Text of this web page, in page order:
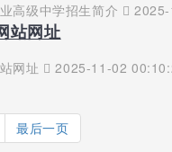
高级中学招生简介
站网址
网址 2025-11-02
最后一页